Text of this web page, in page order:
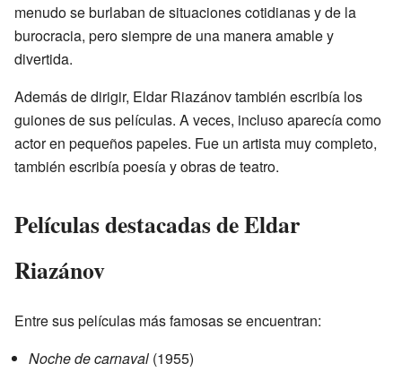
menudo se burlaban de situaciones cotidianas y de la
burocracia, pero siempre de una manera amable y
divertida.
Además de dirigir, Eldar Riazánov también escribía los
guiones de sus películas. A veces, incluso aparecía como
actor en pequeños papeles. Fue un artista muy completo,
también escribía poesía y obras de teatro.
Películas destacadas de Eldar
Riazánov
Entre sus películas más famosas se encuentran:
Noche de carnaval (1955)